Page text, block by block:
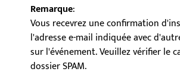
Remarque:
Vous recevrez une confirmation
l'adresse e-mail indiquée avec
sur l'événement. Veuillez vérifier le
dossier SPAM.